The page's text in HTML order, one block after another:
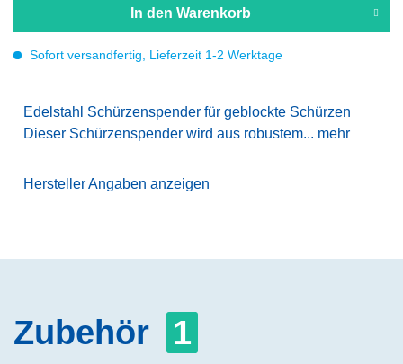
In den Warenkorb
Sofort versandfertig, Lieferzeit 1-2 Werktage
Edelstahl Schürzenspender für geblockte Schürzen
Dieser Schürzenspender wird aus robustem... mehr
Hersteller Angaben anzeigen
Zubehör 1